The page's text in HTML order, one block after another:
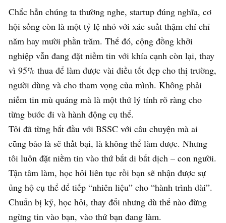
Chắc hẳn chúng ta thường nghe, startup đúng nghĩa, cơ
hội sống còn là một tỷ lệ nhỏ với xác suất thậm chí chỉ
năm hay mười phần trăm. Thế đó, cộng đồng khởi
nghiệp vẫn đang đặt niềm tin với khía cạnh còn lại, thay
vì 95% thua để làm được vài điều tốt đẹp cho thị trường,
người dùng và cho tham vọng của mình. Không phải
niềm tin mù quáng mà là một thứ lý tính rõ ràng cho
từng bước đi và hành động cụ thể.
Tôi đã từng bắt đầu với BSSC với câu chuyện mà ai
cũng bảo là sẽ thất bại, là không thể làm được. Nhưng
tôi luôn đặt niềm tin vào thứ bất di bất dịch – con người.
Tận tâm làm, học hỏi liên tục rồi bạn sẽ nhận được sự
ủng hộ cụ thể để tiếp “nhiên liệu” cho “hành trình dài”.
Chuẩn bị kỹ, học hỏi, thay đổi nhưng dù thế nào đừng
ngừng tin vào bạn, vào thứ bạn đang làm.